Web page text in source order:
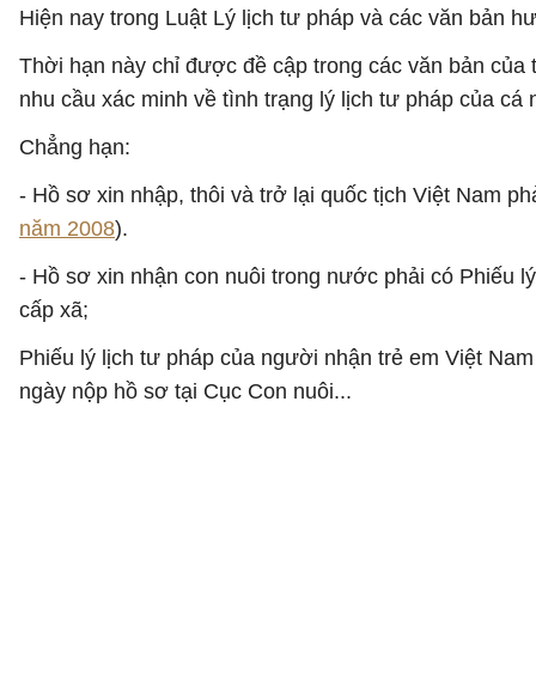
Hiện nay trong Luật Lý lịch tư pháp và các văn bản
Thời hạn này chỉ được đề cập trong các văn bản
nhu cầu xác minh về tình trạng lý lịch tư pháp của cá
Chẳng hạn:
- Hồ sơ xin nhập, thôi và trở lại quốc tịch Việt Nam
năm 2008).
- Hồ sơ xin nhận con nuôi trong nước phải có Phiếu
cấp xã;
Phiếu lý lịch tư pháp của người nhận trẻ em Việt
ngày nộp hồ sơ tại Cục Con nuôi...